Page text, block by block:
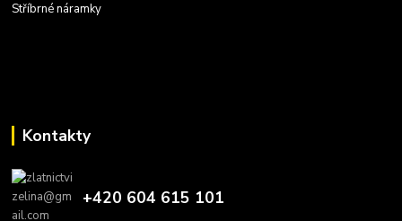
Stříbrné náramky
Kontakty
+420 604 615 101